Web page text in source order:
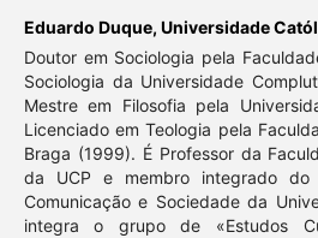
Eduardo Duque, Universidade
Doutor em Sociologia pela
Sociologia da Universidade
Mestre em Filosofia pela
Licenciado em Teologia pela
Braga (1999). É Professor da
da UCP e membro integrado
Comunicação e Sociedade da
integra o grupo de «Estudos